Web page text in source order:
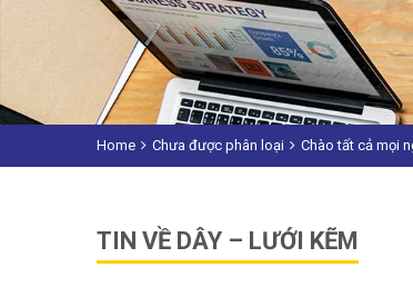
Home Chưa được phân loại Chào tất cả mọi
TIN VỀ DÂY – LƯỚI KẼM